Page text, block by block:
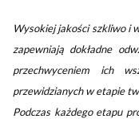
Wysokiej jakości szkliwo i
zapewniają dokładne
przechwyceniem ich
przewidzianych w etapie
Podczas każdego etapu